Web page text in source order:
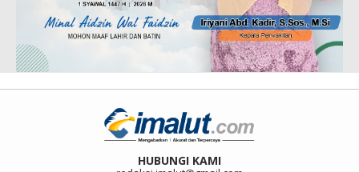
HUBUNGI KAMI